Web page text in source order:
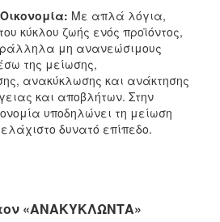
Με απλά λόγια,
κύκλου ζωής ενός προϊόντος,
μη ανανεώσιμους
της μείωσης,
ανακύκλωσης και ανάκτησης
και αποβλήτων. Στην
υποδηλώνει τη μείωση
δυνατό επίπεδο.
«ΑΝΑΚΥΚΛΩΝΤΑ»